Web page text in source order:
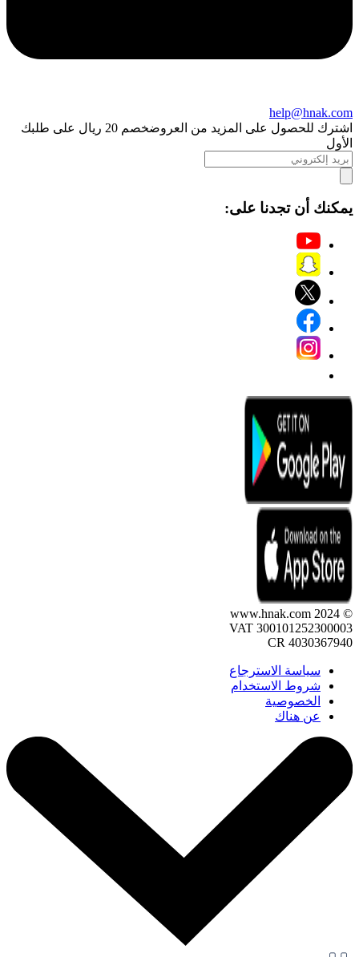
help@hnak.com
اشترك للحصول على المزيد من العروض
خصم 20 ريال على طلبك
الأول
يمكنك أن تجدنا على:
© 2024 www.hnak.com
VAT 300101252300003
CR 4030367940
سياسة الاسترجاع
شروط الاستخدام
الخصوصية
عن هناك